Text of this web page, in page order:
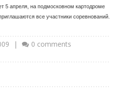
5 апреля, на подмосковном картодроме
все участники соревнований.
|
0 comments